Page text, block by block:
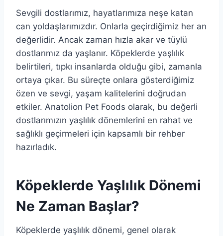
Sevgili dostlarımız, hayatlarımıza neşe katan
can yoldaşlarımızdır. Onlarla geçirdiğimiz her an
değerlidir. Ancak zaman hızla akar ve tüylü
dostlarımız da yaşlanır. Köpeklerde yaşlılık
belirtileri, tıpkı insanlarda olduğu gibi, zamanla
ortaya çıkar. Bu süreçte onlara gösterdiğimiz
özen ve sevgi, yaşam kalitelerini doğrudan
etkiler. Anatolion Pet Foods olarak, bu değerli
dostlarımızın yaşlılık dönemlerini en rahat ve
sağlıklı geçirmeleri için kapsamlı bir rehber
hazırladık.
Köpeklerde Yaşlılık Dönemi
Ne Zaman Başlar?
Köpeklerde yaşlılık dönemi, genel olarak